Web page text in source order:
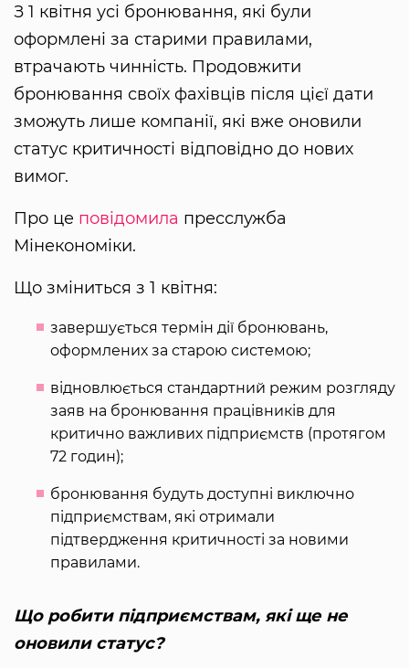
З 1 квітня усі бронювання, які були
оформлені за старими правилами,
втрачають чинність. Продовжити
бронювання своїх фахівців після цієї дати
зможуть лише компанії, які вже оновили
статус критичності відповідно до нових
вимог.
Про це повідомила пресслужба
Мінекономіки.
Що зміниться з 1 квітня:
завершується термін дії бронювань,
оформлених за старою системою;
відновлюється стандартний режим розгляду
заяв на бронювання працівників для
критично важливих підприємств (протягом
72 годин);
бронювання будуть доступні виключно
підприємствам, які отримали
підтвердження критичності за новими
правилами.
Що робити підприємствам, які ще не
оновили статус?